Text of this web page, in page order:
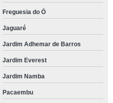
Freguesia do Ó
Jaguaré
Jardim Adhemar de Barros
Jardim Everest
Jardim Namba
Pacaembu